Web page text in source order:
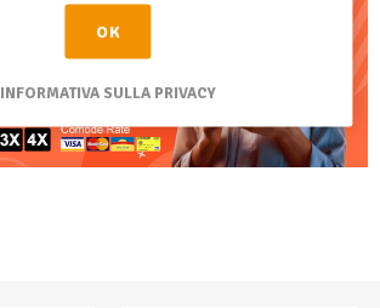
OK
INFORMATIVA SULLA PRIVACY